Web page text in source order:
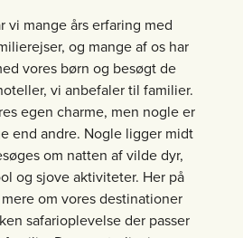
vi mange års erfaring med
og mange af os har
vores børn og besøgt de
vi anbefaler til familier.
egen charme, men nogle er
end andre. Nogle ligger midt
om natten af vilde dyr,
og sjove aktiviteter. Her på
om vores destinationer
safarioplevelse der passer